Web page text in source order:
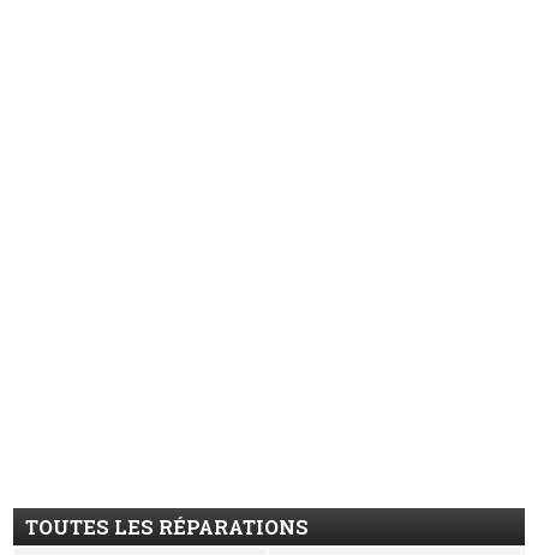
TOUTES LES RÉPARATIONS